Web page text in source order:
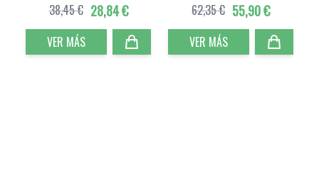
28,84 €
38,45 €
VER MÁS
55,90 €
62,35 €
VER MÁS